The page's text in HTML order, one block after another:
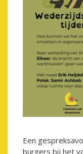
Een
burgers bij het